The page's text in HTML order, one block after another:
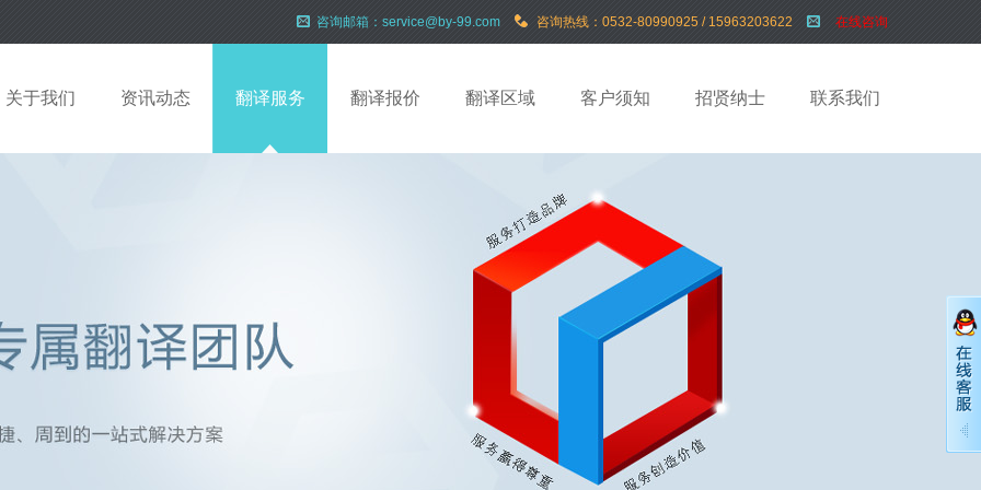
在线咨询
咨询热线：0532-80990925 / 15963203622
咨询邮箱：service@by-99.com
关于我们 资讯动态 翻译服务 翻译报价 翻译区域 客户须知 招贤纳士 联系我们